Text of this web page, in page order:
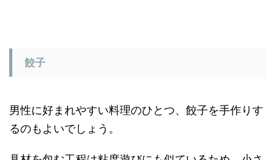
餃子
男性に好まれやすい料理のひとつ、餃子を手作りす
るのもよいでしょう。